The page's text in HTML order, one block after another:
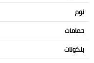
نوم
حمامات
بلكونات